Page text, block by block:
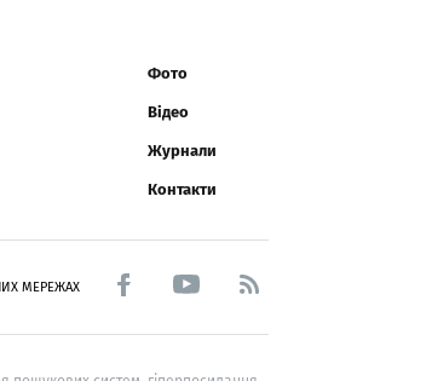
Фото
Відео
Журнали
Контакти
МЕРЕЖАХ